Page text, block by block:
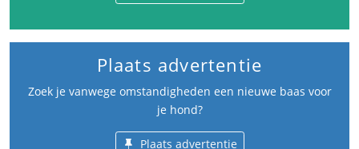
Plaats advertentie
Zoek je vanwege omstandigheden een nieuwe baas voor
je hond?
Plaats advertentie